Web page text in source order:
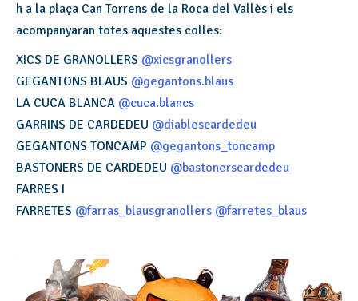
h a la plaça Can Torrens de la Roca del Vallès i els
acompanyaran totes aquestes colles:
XICS DE GRANOLLERS @xicsgranollers
GEGANTONS BLAUS @gegantons.blaus
LA CUCA BLANCA @cuca.blancs
GARRINS DE CARDEDEU @diablescardedeu
GEGANTONS TONCAMP @gegantons_toncamp
BASTONERS DE CARDEDEU @bastonerscardedeu
FARRES I
FARRETES @farras_blausgranollers @farretes_blaus